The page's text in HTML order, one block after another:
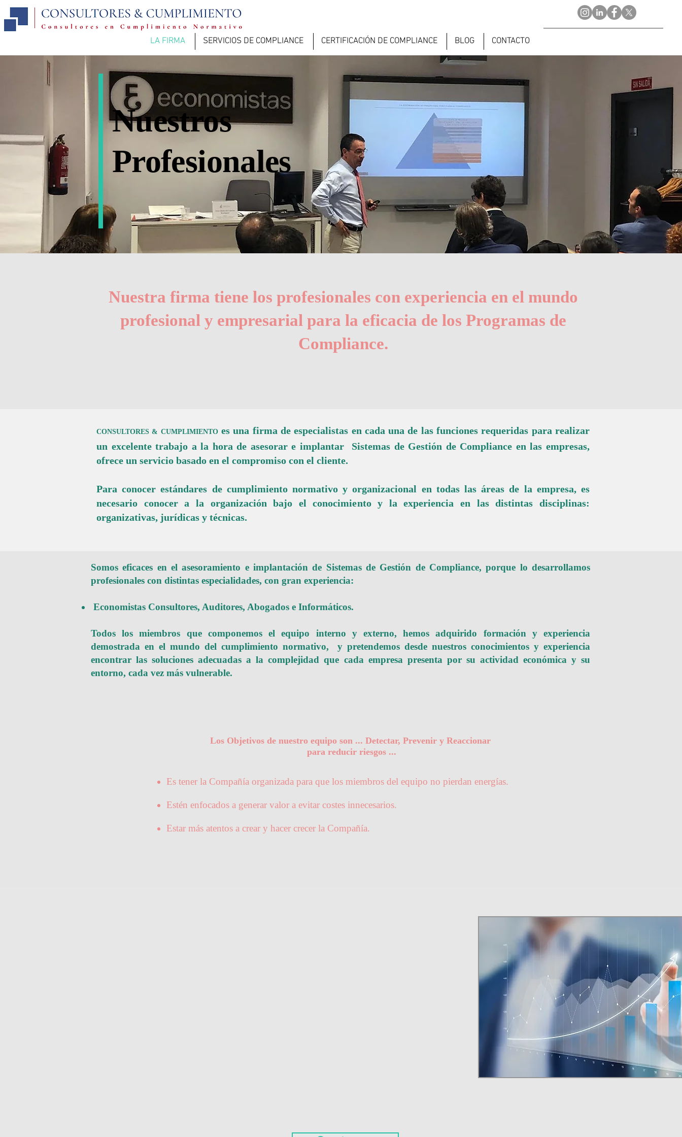
LA FIRMA SERVICIOS DE COMPLIANCE CERTIFICACIÓN DE COMPLIANCE BLOG CONTACTO
Nuestros
Profesionales
Nuestra firma tiene los profesionales con experiencia en el mundo
profesional y empresarial para la eficacia de los Programas de
Compliance.
CONSULTORES & CUMPLIMIENTOes una firma de especialistas en cada una de las funciones requeridas para realizar
un excelente trabajo a la hora de asesorar e implantar Sistemas de Gestión de Compliance en las empresas,
ofrece un servicio basado en el compromiso con el cliente.
​Para conocer estándares de cumplimiento normativo y organizacional en todas las áreas de la empresa, es
necesario conocer a la organización bajo el conocimiento y la experiencia en las distintas disciplinas:
organizativas, jurídicas y técnicas.
Somos eficaces en el asesoramiento e implantación de Sistemas de Gestión de Compliance, porque lo desarrollamos
profesionales con distintas especialidades, con gran experiencia:
Economistas Consultores, Auditores, Abogados e Informáticos.
Todos los miembros que componemos el equipo interno y externo, hemos adquirido formación y experiencia
demostrada en el mundo del cumplimiento normativo, y pretendemos desde nuestros conocimientos y experiencia
encontrar las soluciones adecuadas a la complejidad que cada empresa presenta por su actividad económica y su
entorno, cada vez más vulnerable.
Los Objetivos de nuestro equipo son ... Detectar, Prevenir y Reaccionar
para reducir riesgos ...
Es tener la Compañía organizada para que los miembros del equipo no pierdan energías.
Estén enfocados a generar valor a evitar costes innecesarios.
Estar más atentos a crear y hacer crecer la Compañía.